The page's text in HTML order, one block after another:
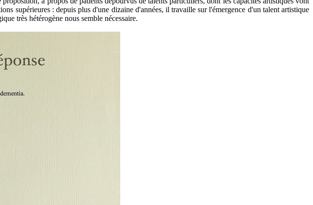
supérieures : depuis plus d'une dizaine d'années, il travaille sur l'émergence d'un talent artistique
très hétérogène nous semble nécessaire.